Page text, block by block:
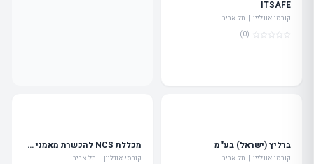
ITSAFE
קורסי אונליין | תל אביב
(0)
ברליץ (ישראל) בע"מ
קורסי אונליין | תל אביב
מכללת NCS להכשרת מאמני תזונה רב תחומיים בניהול אקדמי של ד"ר צבי פוס
קורסי אונליין | תל אביב